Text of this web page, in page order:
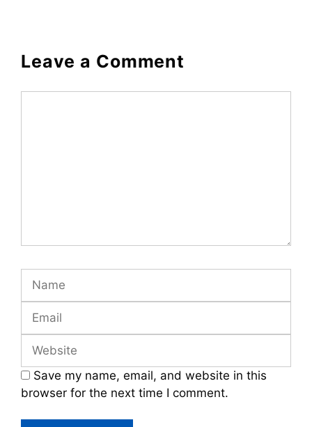
Leave a Comment
Save my name, email, and website in this
browser for the next time I comment.